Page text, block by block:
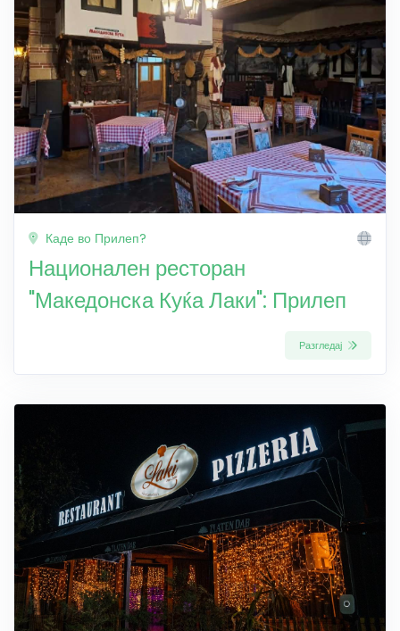
Каде во Прилеп?
Национален ресторан
"Македонска Куќа Лаки": Прилеп
Разгледај